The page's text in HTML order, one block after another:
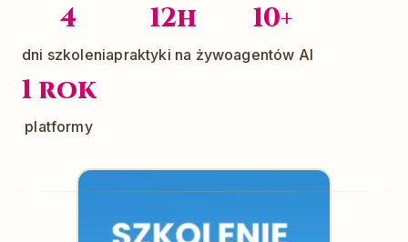
4
dni szkolenia
12h
praktyki na żywo
10+
agentów AI
1 rok
platformy